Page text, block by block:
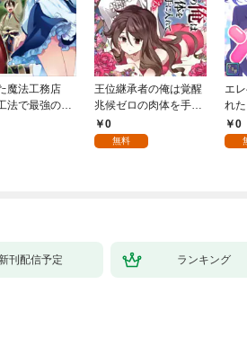
魔法工務店
法で最強の家
（コミック）
王位継承者の俺は覚醒
兆候ゼロの肉体を手に
入れて自由を謳歌す
る。1
0
無料
エ
れた
年0
新刊配信予定 ランキング